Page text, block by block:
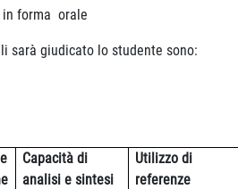
in forma orale
sarà giudicato lo studente sono:
Capacità di
analisi e sintesi
Utilizzo di
referenze